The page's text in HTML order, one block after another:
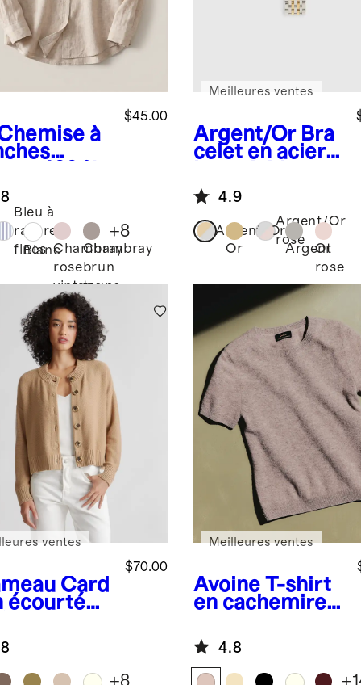
à
$45.00
Bleu à
rayures
fines
BlancChambray
rose
vintage
Chambray
brun
taupe
+8
Argent/Or Bra
celet en acier
pour montre
intelligente
Meilleures ventes
4.9
Argent/Or
Or
Argent/Or
rose
Argent
Or
rose
Card
écourté
$70.00
ventes
+8
Avoine T-shirt
en cachemire
Meilleures ventes
4.8
+